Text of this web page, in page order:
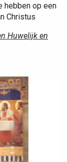
hebben op een
Christus
Huwelijk en